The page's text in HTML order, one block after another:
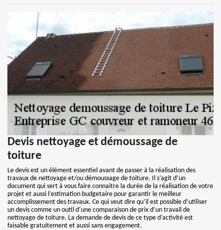
Devis nettoyage et démoussage de
toiture
Le devis est un élément essentiel avant de passer à la réalisation des
travaux de nettoyage et/ou démoussage de toiture. Il s’agit d’un
document qui sert à vous faire connaitre la durée de la réalisation de votre
projet et aussi l’estimation budgetaire pour garantir le meilleur
accomplissement des travaux. Ce qui veut dire qu’il est possible d’utiliser
un devis comme un outil d’une comparaison de prix d’un travail de
nettoyage de toiture. La demande de devis de ce type d’activité est
faisable gratuitement et aussi sans engagement.